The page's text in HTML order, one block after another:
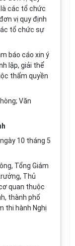
các tổ chức
vị quy định
tổ chức sự
báo cáo xin ý
lập, giải thể
thẩm quyền
Văn
10 tháng 5
Tổng Giám
Thủ
quan thuộc
thành phố
thi hành Nghị